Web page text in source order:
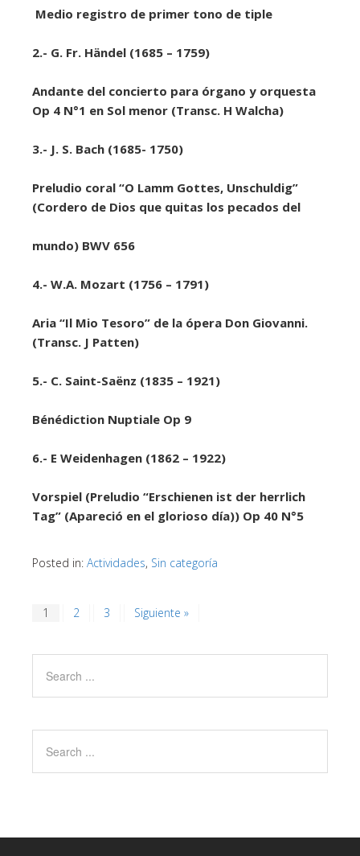
Medio registro de primer tono de tiple
2.- G. Fr. Händel (1685 – 1759)
Andante del concierto para órgano y orquesta
Op 4 N°1 en Sol menor (Transc. H Walcha)
3.- J. S. Bach (1685- 1750)
Preludio coral “O Lamm Gottes, Unschuldig”
(Cordero de Dios que quitas los pecados del
mundo) BWV 656
4.- W.A. Mozart (1756 – 1791)
Aria “Il Mio Tesoro” de la ópera Don Giovanni.
(Transc. J Patten)
5.- C. Saint-Saënz (1835 – 1921)
Bénédiction Nuptiale Op 9
6.- E Weidenhagen (1862 – 1922)
Vorspiel (Preludio “Erschienen ist der herrlich
Tag” (Apareció en el glorioso día)) Op 40 N°5
Posted in: Actividades, Sin categoría
1 2 3 Siguiente »